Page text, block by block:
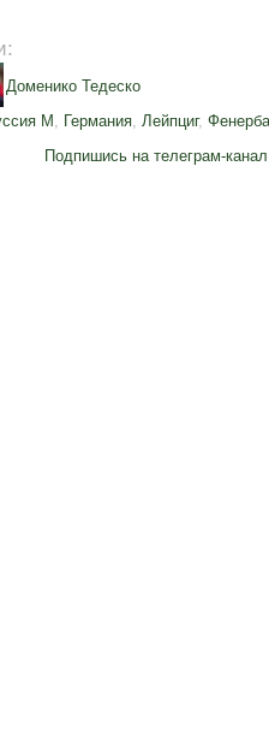
Доменико Тедеско
М, Германия, Лейпциг,
Подпишись на телеграм-